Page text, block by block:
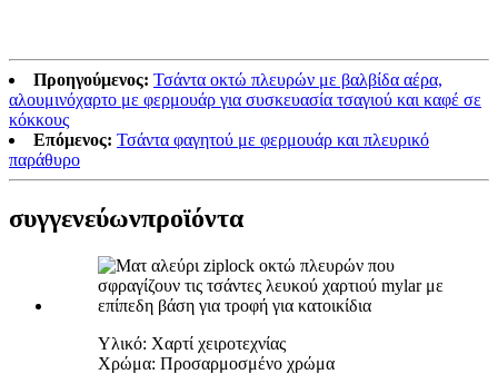
Προηγούμενος: Τσάντα οκτώ πλευρών με βαλβίδα αέρα,
αλουμινόχαρτο με φερμουάρ για συσκευασία τσαγιού και καφέ σε
κόκκους
Επόμενος: Τσάντα φαγητού με φερμουάρ και πλευρικό
παράθυρο
συγγενεύωνπροϊόντα
Υλικό: Χαρτί χειροτεχνίας
Χρώμα: Προσαρμοσμένο χρώμα